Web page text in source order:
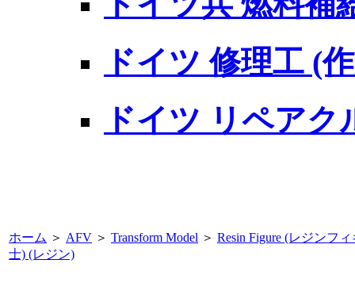
ドイツ 修理工 (
ドイツ リペアク
ホーム ＞ AFV ＞ Transform Model ＞ Resin Figure (レジンフ
士) (レジン)